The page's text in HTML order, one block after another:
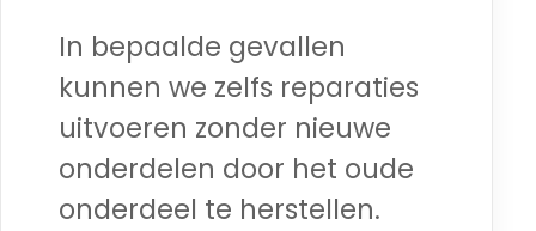
In bepaalde gevallen
kunnen we zelfs reparaties
uitvoeren zonder nieuwe
onderdelen door het oude
onderdeel te herstellen.